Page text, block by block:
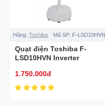
Hãng: Toshiba Mã SP: F-LSD10HVN
Quạt điện Toshiba F-
LSD10HVN Inverter
1.750.000đ